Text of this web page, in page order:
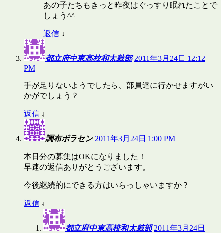
あの子たちもきっと昨夜はぐっすり眠れたことで
しょう^^
返信 ↓
都立府中東高校和太鼓部 2011年3月24日 12:12
PM
手が足りないようでしたら、部員達に行かせますがい
かがでしょう？
返信 ↓
調布ボラセン 2011年3月24日 1:00 PM
本日分の募集はOKになりました！
早速の返信ありがとうございます。
今後継続的にできる方はいらっしゃいますか？
返信 ↓
都立府中東高校和太鼓部 2011年3月24日